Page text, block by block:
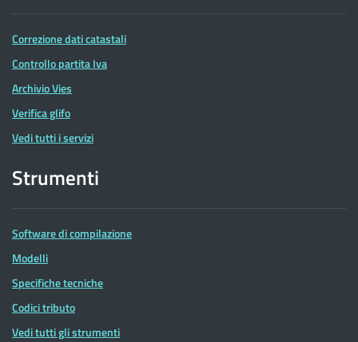
Correzione dati catastali
Controllo partita Iva
Archivio Vies
Verifica glifo
Vedi tutti i servizi
Strumenti
Software di compilazione
Modelli
Specifiche tecniche
Codici tributo
Vedi tutti gli strumenti